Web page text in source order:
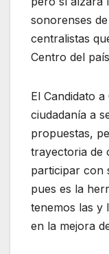
sonorenses
centralistas
Centro del
El Candidato
ciudadanía a
propuestas,
trayectoria de
participar con
pues es la
tenemos las y
en la mejora